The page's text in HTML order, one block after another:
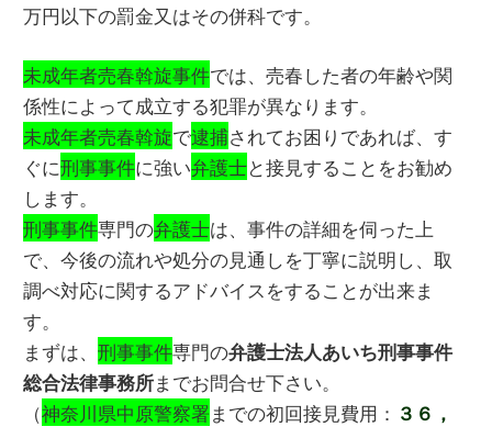
万円以下の罰金又はその併科です。
未成年者売春斡旋事件では、売春した者の年齢や関
係性によって成立する犯罪が異なります。
未成年者売春斡旋で逮捕されてお困りであれば、す
ぐに刑事事件に強い弁護士と接見することをお勧め
します。
刑事事件専門の弁護士は、事件の詳細を伺った上
で、今後の流れや処分の見通しを丁寧に説明し、取
調べ対応に関するアドバイスをすることが出来ま
す。
まずは、刑事事件専門の弁護士法人あいち刑事事件
総合法律事務所までお問合せ下さい。
（神奈川県中原警察署までの初回接見費用： ３６，